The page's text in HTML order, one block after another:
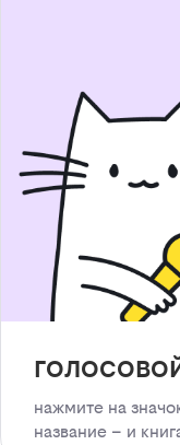
нажмите на
название – и